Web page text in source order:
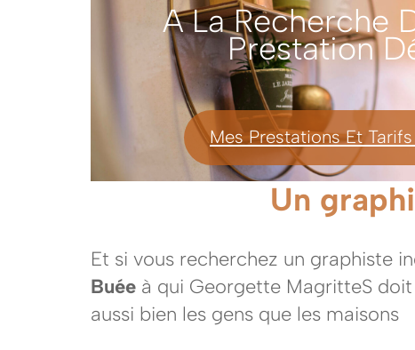
A La Recherche
Prestation
Mes Prestations Et
Un
Et si vous recherchez un graphiste
Buée à qui Georgette MagritteS
aussi bien les gens que les maisons